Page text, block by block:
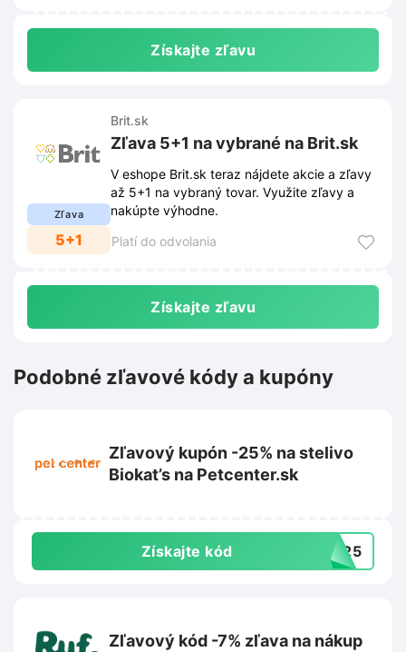
Získajte zľavu
Zľava
5+1
Brit.sk
Zľava 5+1 na vybrané na Brit.sk
V eshope Brit.sk teraz nájdete akcie a zľavy
až 5+1 na vybraný tovar. Využite zľavy a
nakúpte výhodne.
Platí do odvolania
Získajte zľavu
Podobné zľavové kódy a kupóny
Zľavový kupón -25% na stelivo
Biokat’s na Petcenter.sk
Získajte kód BK25
Zľavový kód -7% zľava na nákup